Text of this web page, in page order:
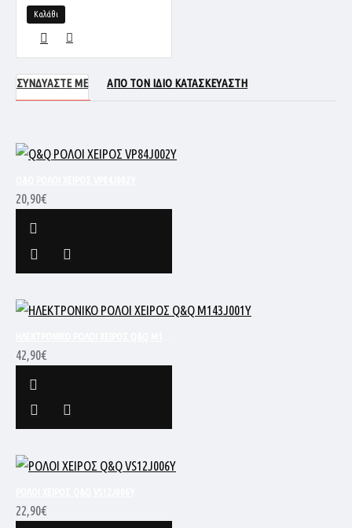
Καλάθι
ΣΥΝΔΥΑΣΤΕ ΜΕ ΑΠΟ ΤΟΝ ΙΔΙΟ ΚΑΤΑΣΚΕΥΑΣΤΗ
20,90€
42,90€
22,90€